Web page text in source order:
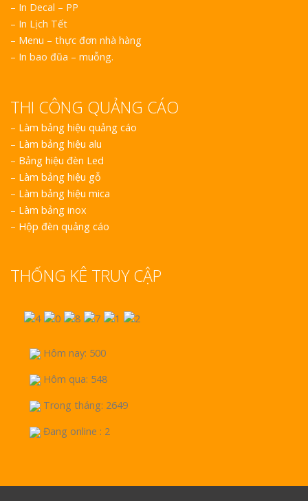
– In Decal – PP
– In Lịch Tết
– Menu – thực đơn nhà hàng
– In bao đũa – muỗng.
THI CÔNG QUẢNG CÁO
– Làm bảng hiệu quảng cáo
– Làm bảng hiệu alu
– Bảng hiệu đèn Led
– Làm bảng hiệu gỗ
– Làm bảng hiệu mica
– Làm bảng inox
– Hộp đèn quảng cáo
THỐNG KÊ TRUY CẬP
Hôm nay: 500
Hôm qua: 548
Trong tháng: 2649
Đang online : 2